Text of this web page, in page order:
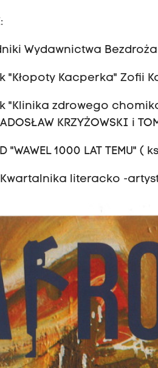
Wydawnictwa Bezdroża
Kacperka" Zofii
zdrowego
KRZYŻOWSKI i
"WAWEL 1000 LAT TEMU" (
literacko -